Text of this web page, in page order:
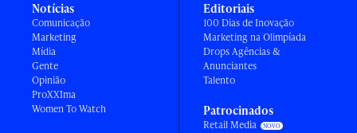
Notícias
Comunicação
Marketing
Mídia
Gente
Opinião
ProXXIma
Women To Watch
Editoriais
100 Dias de Inovação
Marketing na Olimpíada
Drops Agências &
Anunciantes
Talento
Patrocinados
Retail Media